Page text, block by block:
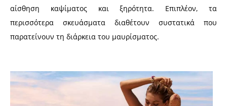
αίσθηση καψίματος και ξηρότητα. Επιπλέον, τα
περισσότερα σκευάσματα διαθέτουν συστατικά που
παρατείνουν τη διάρκεια του μαυρίσματος.